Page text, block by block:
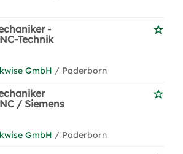
-
Technik
GmbH / Paderborn
/ Siemens
GmbH / Paderborn